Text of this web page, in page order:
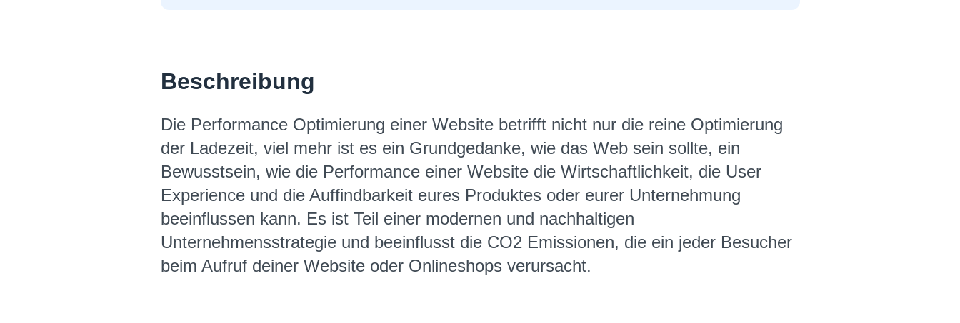
Beschreibung
Die Performance Optimierung einer Website betrifft nicht nur die reine Optimierung
der Ladezeit, viel mehr ist es ein Grundgedanke, wie das Web sein sollte, ein
Bewusstsein, wie die Performance einer Website die Wirtschaftlichkeit, die User
Experience und die Auffindbarkeit eures Produktes oder eurer Unternehmung
beeinflussen kann. Es ist Teil einer modernen und nachhaltigen
Unternehmensstrategie und beeinflusst die CO2 Emissionen, die ein jeder Besucher
beim Aufruf deiner Website oder Onlineshops verursacht.